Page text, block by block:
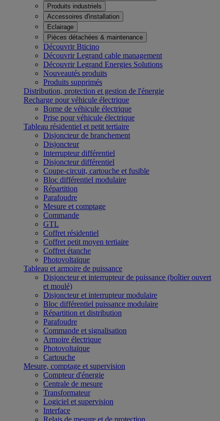
Produits industriels
Accessoires d'installation
Eclairage
Pièces détachées & maintenance
Découvrir Bticino
Découvrir Legrand cable management
Découvrir Legrand Energies Solutions
Nouveautés produits
Produits supprimés
Distribution, protection et gestion de l'énergie
Recharge pour véhicule électrique
Borne de véhicule électrique
Prise pour véhicule électrique
Tableau résidentiel et petit tertiaire
Disjoncteur de branchement
Disjoncteur
Interrupteur différentiel
Disjoncteur différentiel
Coupe-circuit, cartouche et fusible
Bloc différentiel modulaire
Répartition
Parafoudre
Mesure et comptage
Commande
GTL
Coffret résidentiel
Coffret petit moyen tertiaire
Coffret étanche
Photovoltaïque
Tableau et armoire de puissance
Disjoncteur et interrupteur de puissance (boîtier ouvert
et moulé)
Disjoncteur et interrupteur modulaire
Bloc différentiel puissance modulaire
Répartition et distribution
Parafoudre
Commande et signalisation
Armoire électrique
Photovoltaïque
Cartouche
Mesure, comptage et supervision
Compteur d'énergie
Centrale de mesure
Transformateur
Logiciel et supervision
Interface
Relais de mesure et de protection